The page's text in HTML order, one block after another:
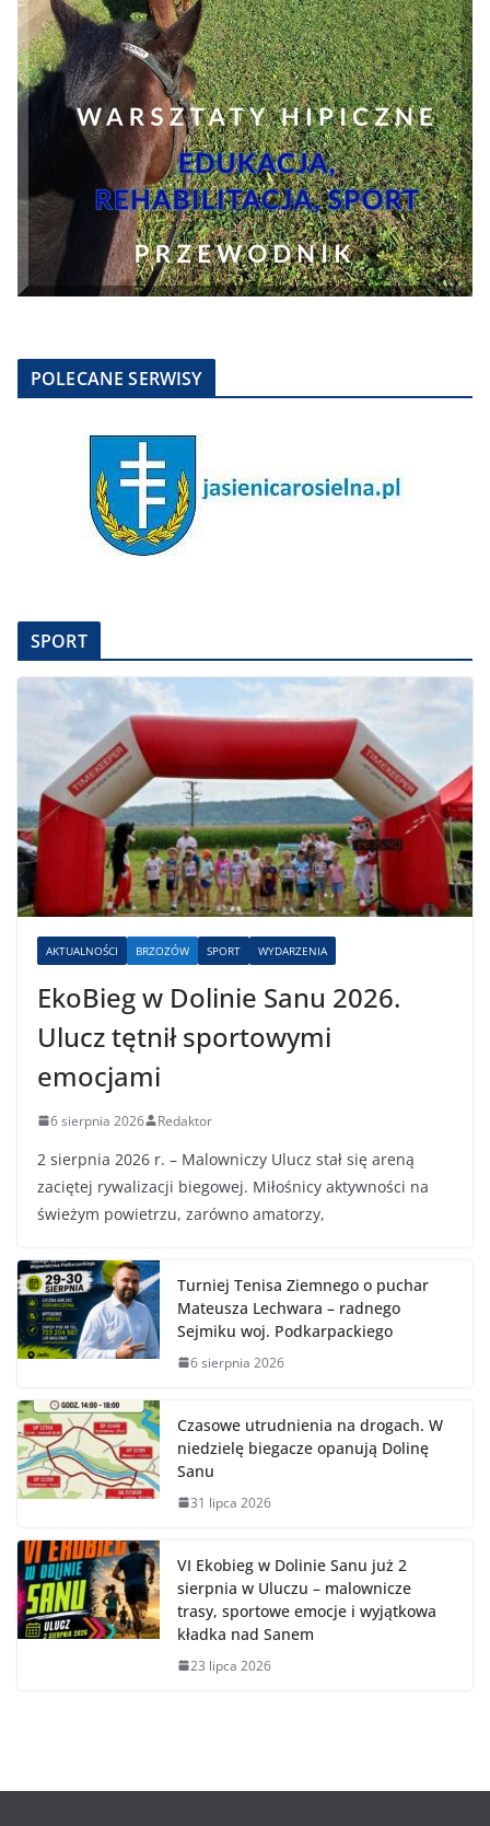
POLECANE SERWISY
SPORT
AKTUALNOŚCI BRZOZÓW SPORT WYDARZENIA
EkoBieg w Dolinie Sanu 2026.
Ulucz tętnił sportowymi
emocjami
6 sierpnia 2026 Redaktor
2 sierpnia 2026 r. – Malowniczy Ulucz stał się areną
zaciętej rywalizacji biegowej. Miłośnicy aktywności na
świeżym powietrzu, zarówno amatorzy,
Turniej Tenisa Ziemnego o puchar
Mateusza Lechwara – radnego
Sejmiku woj. Podkarpackiego
6 sierpnia 2026
Czasowe utrudnienia na drogach. W
niedzielę biegacze opanują Dolinę
Sanu
31 lipca 2026
VI Ekobieg w Dolinie Sanu już 2
sierpnia w Uluczu – malownicze
trasy, sportowe emocje i wyjątkowa
kładka nad Sanem
23 lipca 2026